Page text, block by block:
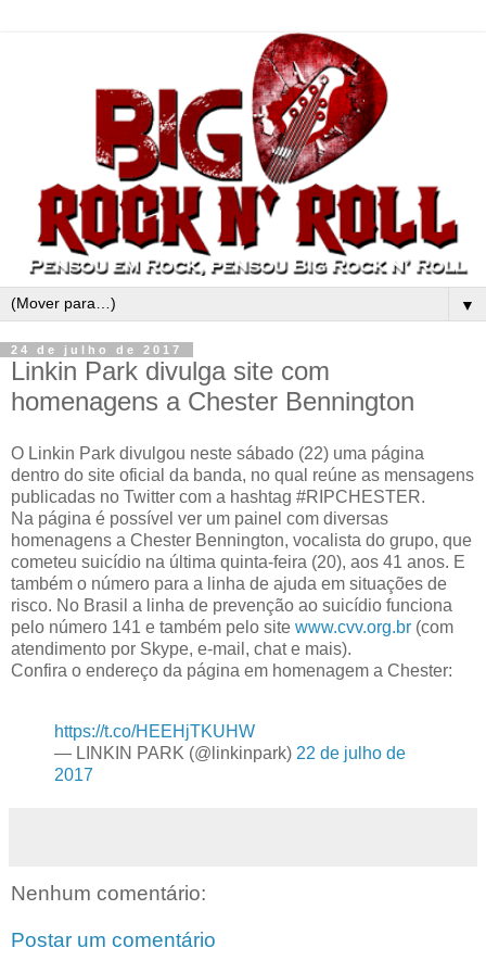
▼
24 de julho de 2017
Linkin Park divulga site com
homenagens a Chester Bennington
O Linkin Park divulgou neste sábado (22) uma página
dentro do site oficial da banda, no qual reúne as mensagens
publicadas no Twitter com a hashtag #RIPCHESTER.
Na página é possível ver um painel com diversas
homenagens a Chester Bennington, vocalista do grupo, que
cometeu suicídio na última quinta-feira (20), aos 41 anos. E
também o número para a linha de ajuda em situações de
risco. No Brasil a linha de prevenção ao suicídio funciona
pelo número 141 e também pelo site www.cvv.org.br (com
atendimento por Skype, e-mail, chat e mais).
Confira o endereço da página em homenagem a Chester:
https://t.co/HEEHjTKUHW
— LINKIN PARK (@linkinpark) 22 de julho de
2017
Nenhum comentário:
Postar um comentário